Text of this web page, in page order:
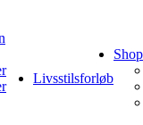
Livsstilsforløb
Shop